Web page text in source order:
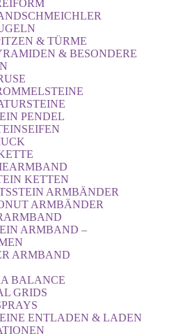
& TÜRME
& BESONDERE
PENDEL
KETTEN
ARMBÄNDER
ARMBÄNDER
ARMBAND –
ARMBAND
BALANCE
GRIDS
ENTLADEN & LADEN